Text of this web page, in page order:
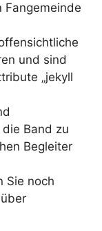
Fangemeinde
und sind
„jekyll
Band zu
Begleiter
Sie noch
über